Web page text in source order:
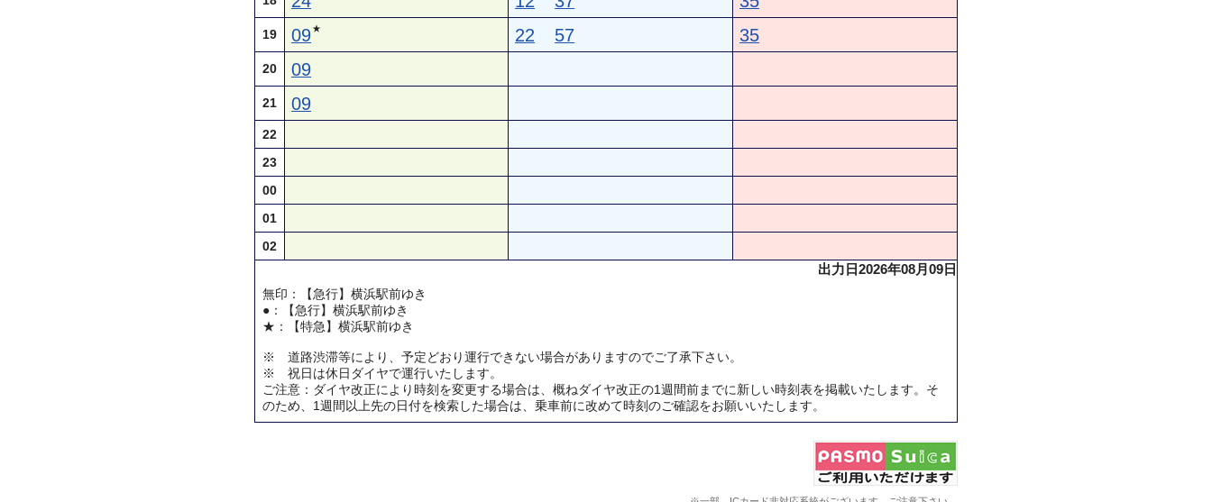
19 09★ 22 57 35
20 09
21 09
22
23
00
01
02
出力日2026年08月09日
無印：【急行】横浜駅前ゆき
●：【急行】横浜駅前ゆき
★：【特急】横浜駅前ゆき
※ 道路渋滞等により、予定どおり運行できない場合がありますのでご了承下さい。
※ 祝日は休日ダイヤで運行いたします。
ご注意：ダイヤ改正により時刻を変更する場合は、概ねダイヤ改正の1週間前までに新しい時刻表を掲載いたします。そ
のため、1週間以上先の日付を検索した場合は、乗車前に改めて時刻のご確認をお願いいたします。